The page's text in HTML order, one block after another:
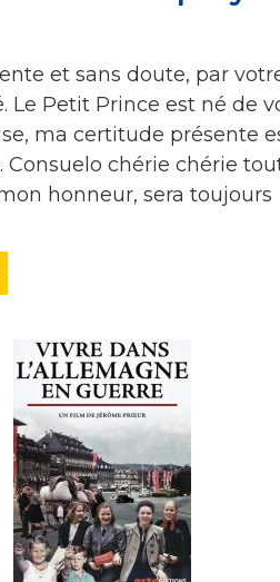
et sans doute, par
Le Petit Prince est né de
ma certitude présente
Consuelo chérie chérie
honneur, sera toujours